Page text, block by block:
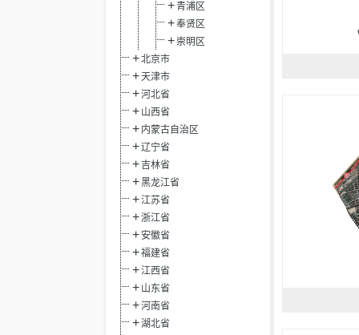
青浦区
奉贤区
崇明区
北京市
天津市
河北省
山西省
内蒙古自治区
辽宁省
吉林省
黑龙江省
江苏省
浙江省
安徽省
福建省
江西省
山东省
河南省
湖北省